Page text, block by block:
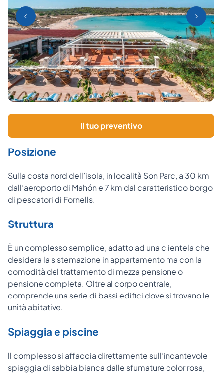
Il tuo preventivo
Posizione
Sulla costa nord dell’isola, in località Son Parc, a 30 km
dall’aeroporto di Mahón e 7 km dal caratteristico borgo
di pescatori di Fornells.
Struttura
È un complesso semplice, adatto ad una clientela che
desidera la sistemazione in appartamento ma con la
comodità del trattamento di mezza pensione o
pensione completa. Oltre al corpo centrale,
comprende una serie di bassi edifici dove si trovano le
unità abitative.
Spiaggia e piscine
ll complesso si affaccia direttamente sull’incantevole
spiaggia di sabbia bianca dalle sfumature color rosa,